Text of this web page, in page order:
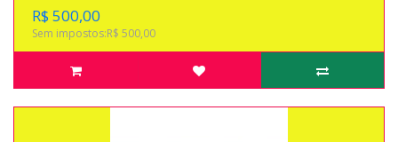
R$ 500,00
Sem impostos:R$ 500,00